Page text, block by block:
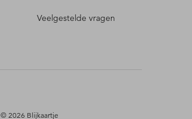
Veelgestelde vragen
© 2026 Blijkaartje